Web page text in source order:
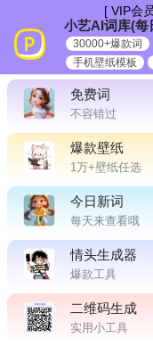
容
免费词
不容错过
爆款壁纸
1万+壁纸任选
今日新词
每天来查看哦
情头生成器
爆款工具
二维码生成
实用小工具
[ VIP会员5
小艺AI词库(每
30000+爆款词
手机壁纸模板